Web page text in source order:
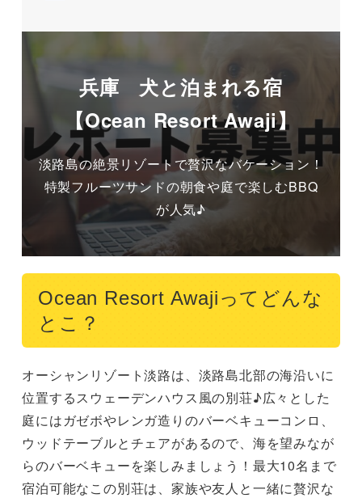
兵庫 犬と泊まれる宿
【Ocean Resort Awaji】
淡路島の絶景リゾートで贅沢なバケーション！
特製フルーツサンドの朝食や庭で楽しむBBQ
が人気♪
Ocean Resort Awajiってどんな
とこ？
オーシャンリゾート淡路は、淡路島北部の海沿いに
位置するスウェーデンハウス風の別荘♪広々とした
庭にはガゼボやレンガ造りのバーベキューコンロ、
ウッドテーブルとチェアがあるので、海を望みなが
らのバーベキューを楽しみましょう！最大10名まで
宿泊可能なこの別荘は、家族や友人と一緒に贅沢な